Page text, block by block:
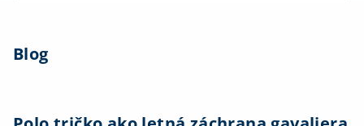
Blog